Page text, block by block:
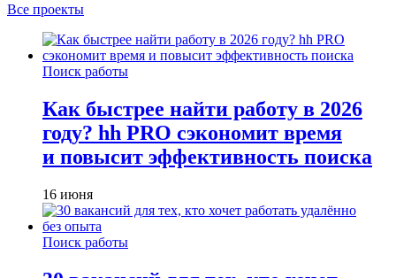
Все проекты
Поиск работы
Как быстрее найти работу в 2026
году? hh PRO сэкономит время
и повысит эффективность поиска
16 июня
Поиск работы